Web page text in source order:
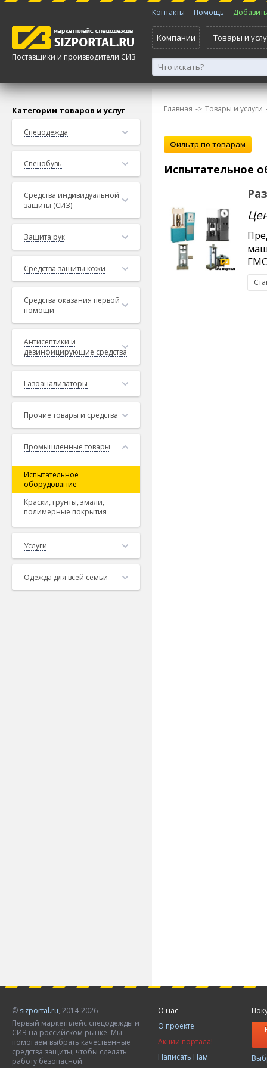
Поставщики и производители СИЗ
Контакты Помощь
Компании Товары и
Категории товаров и услуг
Спецодежда
Спецобувь
Средства индивидуальной
защиты (СИЗ)
Защита рук
Средства защиты кожи
Средства оказания первой
помощи
Антисептики и
дезинфицирующие средства
Газоанализаторы
Прочие товары и средства
Промышленные товары
Испытательное
оборудование
Краски, грунты, эмали,
полимерные покрытия
Услуги
Одежда для всей семьи
Главная -> Товары и услуги
Испытательное
© sizportal.ru, 2014-2026
Первый маркетплейс спецодежды и
СИЗ на российском рынке. Мы
помогаем выбрать качественные
средства защиты, чтобы сделать
работу безопасной.
О нас
О проекте
Акции портала!
Написать Нам